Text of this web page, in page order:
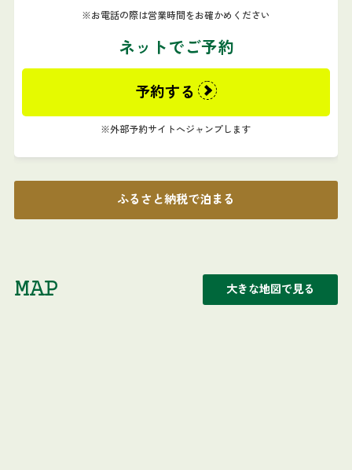
お電話の際は営業時間をお確かめください
ネットでご予約
予約する
外部予約サイトへジャンプします
ふるさと納税で泊まる
MAP 大きな地図で見る